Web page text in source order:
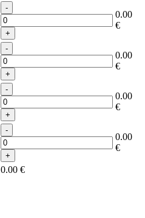
-
+
0.00
€
-
+
0.00
€
-
+
0.00
€
-
+
0.00
€
0.00 €